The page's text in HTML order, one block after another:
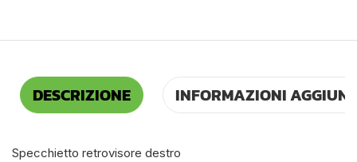
DESCRIZIONE INFORMAZIONI
Specchietto retrovisore destro